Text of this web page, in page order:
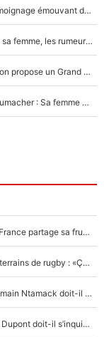
F1 : « Je lui ai fait un câlin, puis j’ai dû partir...», le témoignage émouvant de Max Verstappen sur sa fille
F1 : Charles Leclerc surpris par les paparazzis avec sa femme, les rumeurs étaient vraies !
Comme pour le final du Tour de France, Esteban Ocon propose un Grand Prix de Formule 1 à Paris : «Autour de l’Arc de Triomphe, ce serait génial» !
Nouvelle rumeur autour de la santé de Michael Schumacher : Sa femme Corinna sort du silence
Mis de côté par Fabien Galthié, un joueur du XV de France partage sa frustration : «ils ne me l’ont pas dit tout de suite»
La raison d'être de Matthieu Jalibert en dehors des terrains de rugby : «Ça m'atteint autant que si tu touches à un membre de ma famille»
XV de France - Matthieu Jalibert a tout changé : Romain Ntamack doit-il s’inquiéter pour sa place à un an de la Coupe du monde ?
«Le XV de France est meilleur avec Lucu» : Antoine Dupont doit-il s’inquiéter pour sa place ?